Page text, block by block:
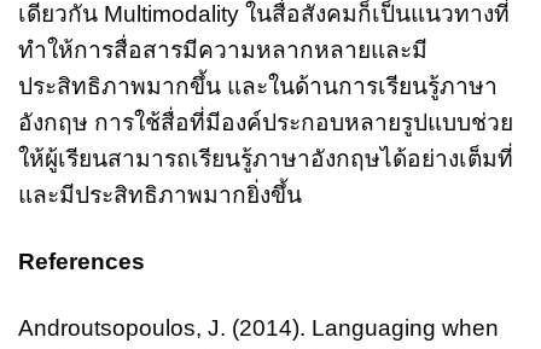
เดียวกัน Multimodality ในสื่อสังคมก็เป็นแนวทางที่
ทำให้การสื่อสารมีความหลากหลายและมี
ประสิทธิภาพมากขึ้น และในด้านการเรียนรู้ภาษา
อังกฤษ การใช้สื่อที่มีองค์ประกอบหลายรูปแบบช่วย
ให้ผู้เรียนสามารถเรียนรู้ภาษาอังกฤษได้อย่างเต็มที่
และมีประสิทธิภาพมากยิ่งขึ้น
References
Androutsopoulos, J. (2014). Languaging when